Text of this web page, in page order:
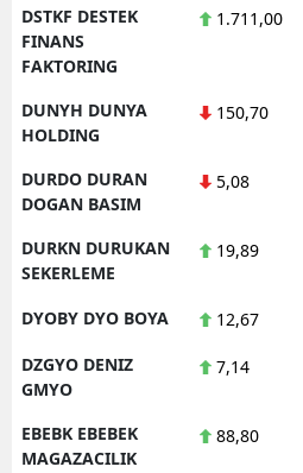
DSTKF DESTEK
FINANS
FAKTORING
1.711,00
DUNYH DUNYA
HOLDING
150,70
DURDO DURAN
DOGAN BASIM
5,08
DURKN DURUKAN
SEKERLEME
19,89
DYOBY DYO BOYA 12,67
DZGYO DENIZ
GMYO
7,14
EBEBK EBEBEK
MAGAZACILIK
88,80